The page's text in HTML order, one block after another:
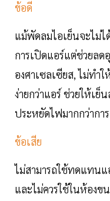
ข้อดี
แม้พัดลมไอเย็นจะไม่
การเปิดแอร์แต่ช่วยล
องศาเซลเซียส, ไม่ทำ
ง่ายกว่าแอร์ ช่วยให้เ
ประหยัดไฟมากกว่ากา
ข้อเสีย
ไม่สามารถใช้ทดแทน
และไม่ควรใช้ในห้องข